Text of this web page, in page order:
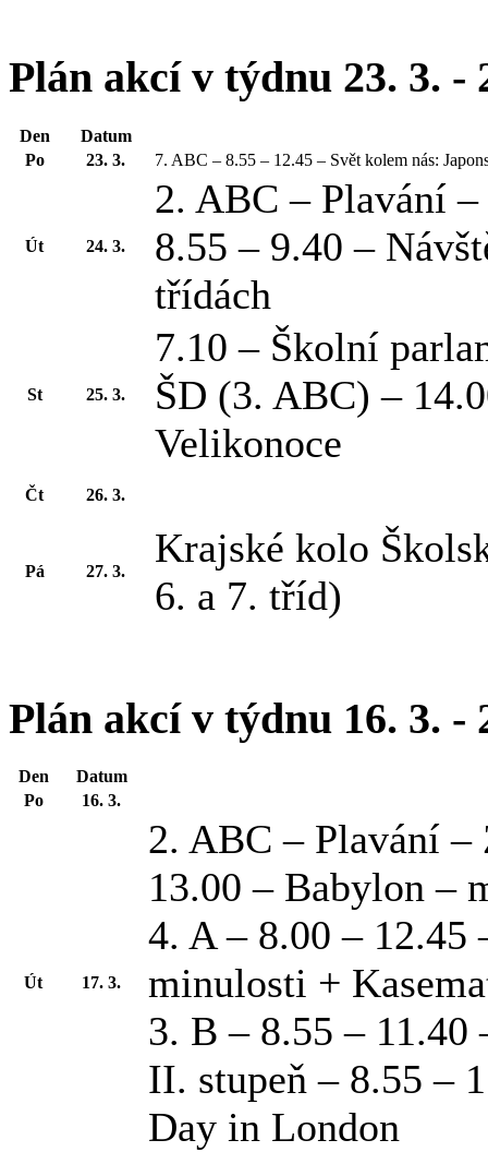
Plán akcí v týdnu 23. 3. -
Den
Datum
Po
23. 3. 7. ABC – 8.55 – 12.45 – Svět kolem nás:
Út 24. 3.
2. ABC – Plavání
8.55 – 9.40 –
třídách
St 25. 3.
7.10 – Školní
ŠD (3. ABC) –
Velikonoce
Čt 26. 3.
Pá 27. 3.
Krajské kolo
6. a 7. tříd)
Plán akcí v týdnu 16. 3. -
Den
Datum
Po
16. 3.
Út 17. 3.
2. ABC – Plavání
13.00 – Babylon –
4. A – 8.00 – 12.45
minulosti +
3. B – 8.55 – 11.40
II. stupeň – 8.55 –
Day in London